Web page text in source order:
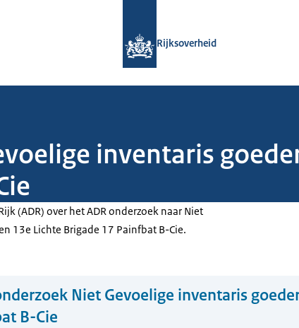
Rijksoverheid
inventaris
(ADR) over het ADR onderzoek naar Niet
13e Lichte Brigade 17 Painfbat B-Cie.
Niet Gevoelige inventaris
B-Cie